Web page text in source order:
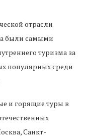
отрасли
были самыми
туризма за
популярных среди
и горящие туры в
Санкт-